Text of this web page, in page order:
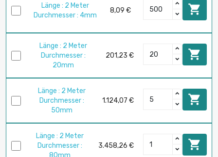
Länge : 2 Meter
Durchmesser : 4mm
8,09 € 
Länge : 2 Meter
Durchmesser :
20mm
201,23 € 
Länge : 2 Meter
Durchmesser :
50mm
1.124,07 € 
Länge : 2 Meter
Durchmesser :
80mm
3.458,26 € 